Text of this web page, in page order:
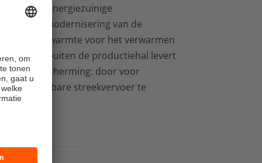
van energiezuinige
modernisering van de
machinewarmte voor het verwarmen
ook buiten de productiehal levert
milieubescherming: door voor
het openbare streekvervoer te